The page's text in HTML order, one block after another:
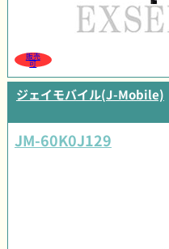
販売
可
ジェイモバイル(J-Mobile)
JM-60K0J129